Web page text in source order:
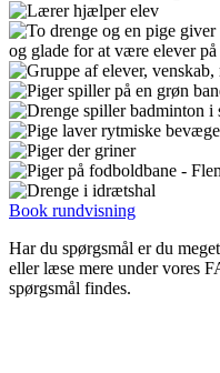
Book rundvisning
Har du spørgsmål er du
eller læse mere under vores
spørgsmål findes.